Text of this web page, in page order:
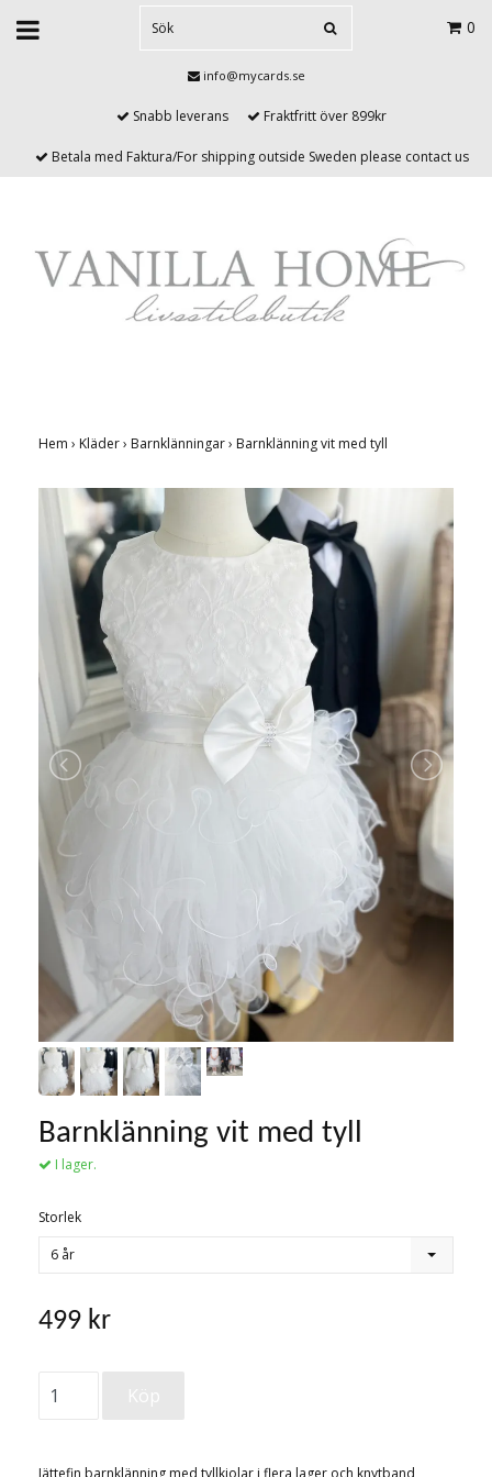
0
info@mycards.se
Snabb leverans Fraktfritt över 899kr
Betala med Faktura/For shipping outside Sweden please contact us
Hem › Kläder› Barnklänningar› Barnklänning vit med tyll
Barnklänning vit med tyll
I lager.
Storlek
6 år
499 kr